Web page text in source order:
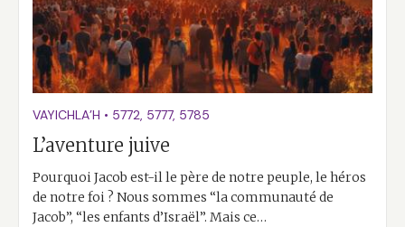
VAYICHLA’H • 5772, 5777, 5785
L’aventure juive
Pourquoi Jacob est-il le père de notre peuple, le héros
de notre foi ? Nous sommes “la communauté de
Jacob”, “les enfants d’Israël”. Mais ce…